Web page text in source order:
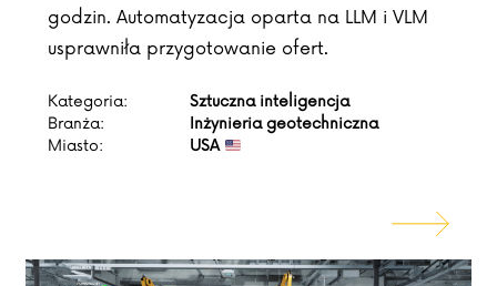
godzin. Automatyzacja oparta na LLM i VLM
usprawniła przygotowanie ofert.
Kategoria:
Sztuczna inteligencja
Branża:
Inżynieria geotechniczna
Miasto:
USA